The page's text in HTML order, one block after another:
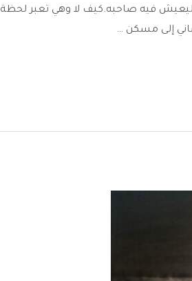
ليعيش فيه صاحبه.كيف لا وهي تعبر لحظة
إلى مسكن …